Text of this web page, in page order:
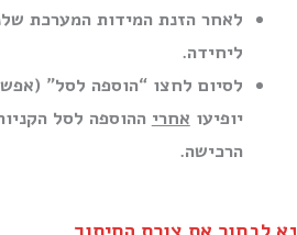
לאחר הזנת המידות המערכת
ליחידה.
לסיום לחצו “הוספה לסל”
יופיעו אחרי ההוספה לסל
הרכישה.